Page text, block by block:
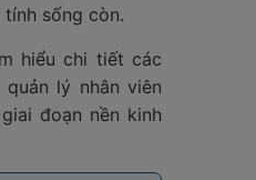
sống còn.
hiểu chi tiết các
lý nhân viên
đoạn nền kinh